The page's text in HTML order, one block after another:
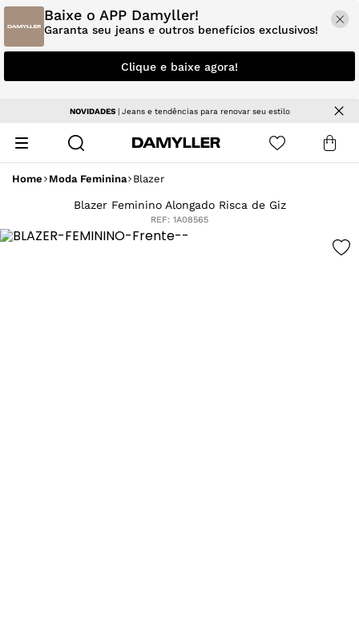
Baixe o APP Damyller!
Garanta seu jeans e outros benefícios exclusivos!
Clique e baixe agora!
Parcele em até 5x sem juros
Home Moda Feminina Blazer
Blazer Feminino Alongado Risca de Giz
REF: 1A08565